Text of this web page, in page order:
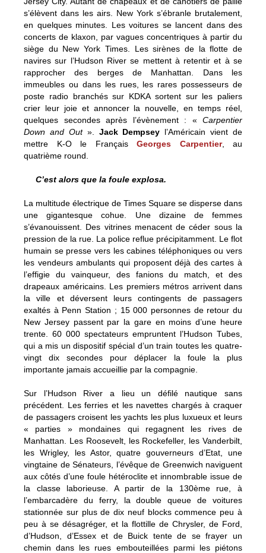
s’élèvent dans les airs. New York s’ébranle brutalement,
en quelques minutes. Les voitures se lancent dans des
concerts de klaxon, par vagues concentriques à partir du
siège du New York Times. Les sirènes de la flotte de
navires sur l’Hudson River se mettent à retentir et à se
rapprocher des berges de Manhattan. Dans les
immeubles ou dans les rues, les rares possesseurs de
poste radio branchés sur KDKA sortent sur les paliers
crier leur joie et annoncer la nouvelle, en temps réel,
quelques secondes après l’évènement : « Carpentier
Down and Out». Jack Dempsey l’Américain vient de
mettre K-O le Français Georges Carpentier, au
quatrième round.
C’est alors que la foule explosa.
La multitude électrique de Times Square se disperse dans
une gigantesque cohue. Une dizaine de femmes
s’évanouissent. Des vitrines menacent de céder sous la
pression de la rue. La police reflue précipitamment. Le flot
humain se presse vers les cabines téléphoniques ou vers
les vendeurs ambulants qui proposent déjà des cartes à
l’effigie du vainqueur, des fanions du match, et des
drapeaux américains. Les premiers métros arrivent dans
la ville et déversent leurs contingents de passagers
exaltés à Penn Station ; 15 000 personnes de retour du
New Jersey passent par la gare en moins d’une heure
trente. 60 000 spectateurs empruntent l’Hudson Tubes,
qui a mis un dispositif spécial d’un train toutes les quatre-
vingt dix secondes pour déplacer la foule la plus
importante jamais accueillie par la compagnie.
Sur l’Hudson River a lieu un défilé nautique sans
précédent. Les ferries et les navettes chargés à craquer
de passagers croisent les yachts les plus luxueux et leurs
« parties » mondaines qui regagnent les rives de
Manhattan. Les Roosevelt, les Rockefeller, les Vanderbilt,
les Wrigley, les Astor, quatre gouverneurs d’Etat, une
vingtaine de Sénateurs, l’évêque de Greenwich naviguent
aux côtés d’une foule hétéroclite et innombrable issue de
la classe laborieuse. A partir de la 130ème rue, à
l’embarcadère du ferry, la double queue de voitures
stationnée sur plus de dix neuf blocks commence peu à
peu à se désagréger, et la flottille de Chrysler, de Ford,
d’Hudson, d’Essex et de Buick tente de se frayer un
chemin dans les rues embouteillées parmi les piétons